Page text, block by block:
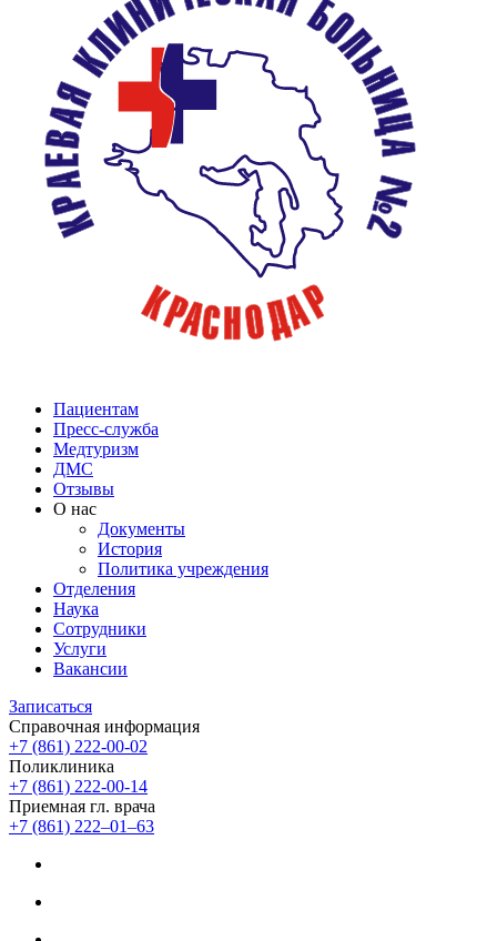
Пациентам
Пресс-служба
Медтуризм
ДМС
Отзывы
О нас
Документы
История
Политика учреждения
Отделения
Наука
Сотрудники
Услуги
Вакансии
Записаться
Справочная информация
+7 (861) 222-00-02
Поликлиника
+7 (861) 222-00-14
Приемная гл. врача
+7 (861) 222‒01‒63